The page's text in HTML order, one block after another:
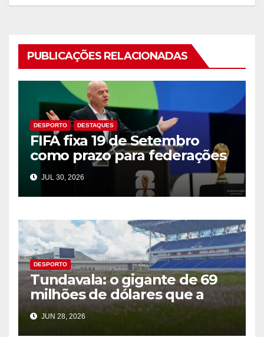
PUBLICAÇÕES RELACIONADAS
DESPORTO DESTAQUES
FIFA fixa 19 de Setembro
como prazo para federações
aprovarem plano comercial
do Mundial
JUL 30, 2026
DESPORTO
Tundavala: o gigante de 69
milhões de dólares que a
CAF rejeitou
JUN 28, 2026